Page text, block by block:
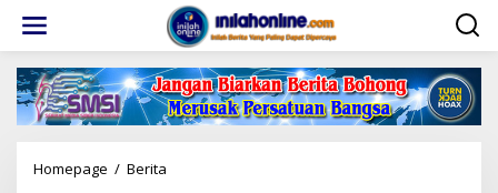
konten
Homepage / Berita